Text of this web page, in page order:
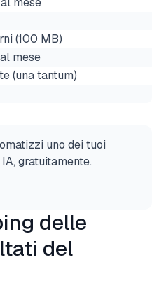
(100 MB)
mese
(una tantum)
uno dei tuoi
gratuitamente.
delle
del